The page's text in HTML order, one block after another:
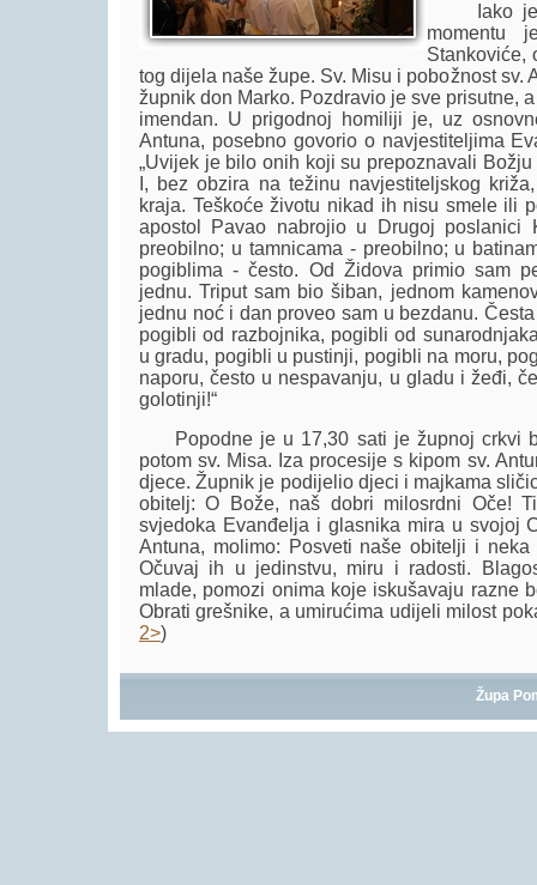
Iako je
momentu
Stankoviće,
tog dijela naše župe. Sv. Misu i pobožnost sv.
župnik don Marko. Pozdravio je sve prisutne,
imendan. U prigodnoj homiliji je, uz
Antuna, posebno govorio o navjestiteljima
„Uvijek je bilo onih koji su prepoznavali
I, bez obzira na težinu navjestiteljskog
kraja. Teškoće životu nikad ih nisu smele ili
apostol Pavao nabrojio u Drugoj poslanici
preobilno; u tamnicama - preobilno; u
pogiblima - često. Od Židova primio sam
jednu. Triput sam bio šiban, jednom
jednu noć i dan proveo sam u bezdanu.
pogibli od razbojnika, pogibli od
u gradu, pogibli u pustinji, pogibli na moru,
naporu, često u nespavanju, u gladu i žeđi,
golotinji!“
Popodne je u 17,30 sati je župnoj crkvi
potom sv. Misa. Iza procesije s kipom sv.
djece. Župnik je podijelio djeci i majkama
obitelj: O Bože, naš dobri milosrdni Oče!
svjedoka Evanđelja i glasnika mira u svojoj
Antuna, molimo: Posveti naše obitelji i
Očuvaj ih u jedinstvu, miru i radosti.
mlade, pomozi onima koje iskušavaju razne
Obrati grešnike, a umirućima udijeli milost
2>)
Župa